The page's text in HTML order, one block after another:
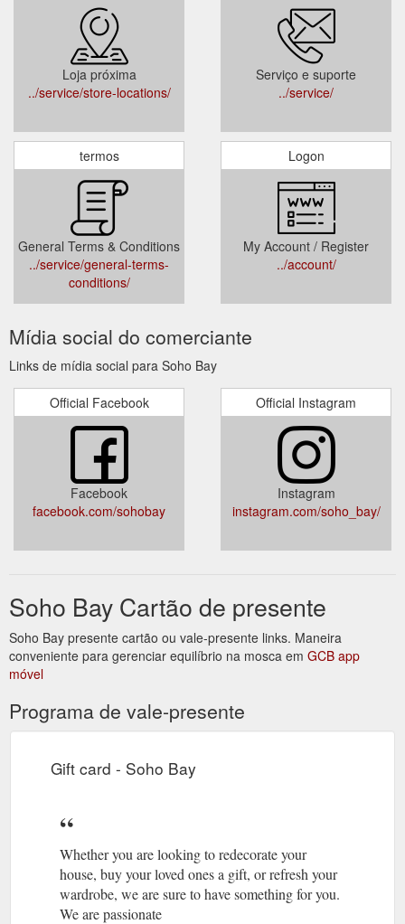
Loja próxima
../service/store-locations/
Serviço e suporte
../service/
termos
General Terms & Conditions
../service/general-terms-
conditions/
Logon
My Account / Register
../account/
Mídia social do comerciante
Links de mídia social para Soho Bay
Official Facebook
Facebook
facebook.com/sohobay
Official Instagram
Instagram
instagram.com/soho_bay/
Soho Bay Cartão de presente
Soho Bay presente cartão ou vale-presente links. Maneira
conveniente para gerenciar equilíbrio na mosca em GCB app
móvel
Programa de vale-presente
Gift card - Soho Bay
Whether you are looking to redecorate your
house, buy your loved ones a gift, or refresh your
wardrobe, we are sure to have something for you.
We are passionate